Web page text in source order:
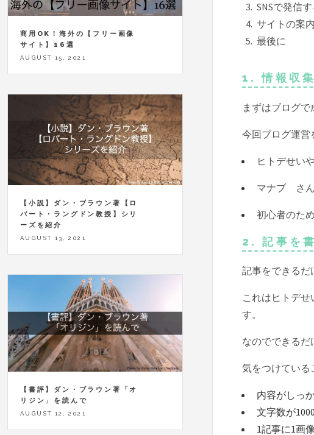
SNSで発信す
サイトの案
最後に
1. 情報収集
まずはブログ
今回ブログ運営
ヒトデせい
マナブ さん
初心者のた
2. 記事を書
記事をできるだ
これはヒトデ
す。
なのでできるだ
気をつけている
内容がしっ
文字数が
1記事に1画
商用OK！海外の【フリー画像
サイト】16選
AUGUST 15, 2021
【小説】ダン・ブラウン著【ロ
バート・ラングドン教授】シリ
ーズを紹介
AUGUST 13, 2021
【書評】ダン・ブラウン著「オ
リジン」を読んで
AUGUST 12, 2021